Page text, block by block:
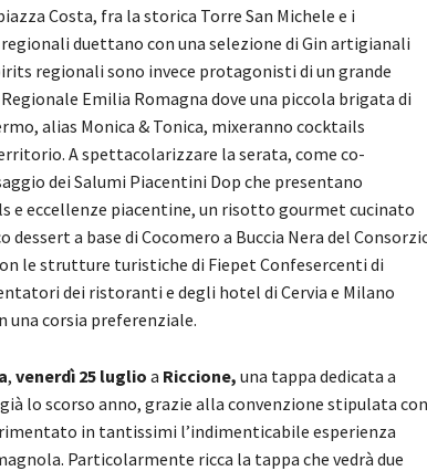
Costa, fra la storica Torre San Michele e i
duettano con una selezione di Gin artigianali
regionali sono invece protagonisti di un grande
Regionale Emilia Romagna dove una piccola brigata di
alias Monica & Tonica, mixeranno cocktails
A spettacolarizzare la serata, come co-
dei Salumi Piacentini Dop che presentano
e eccellenze piacentine, un risotto gourmet cucinato
dessert a base di Cocomero a Buccia Nera del
le strutture turistiche di Fiepet Confesercenti di
dei ristoranti e degli hotel di Cervia e Milano
una corsia preferenziale.
, venerdì 25 luglio a Riccione, una tappa dedicata a
lo scorso anno, grazie alla convenzione stipulata con
in tantissimi l’indimenticabile esperienza
Particolarmente ricca la tappa che vedrà due